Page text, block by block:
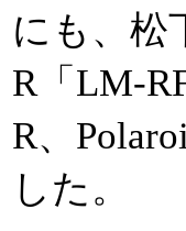
にも、松
R「LM-
R、
した。